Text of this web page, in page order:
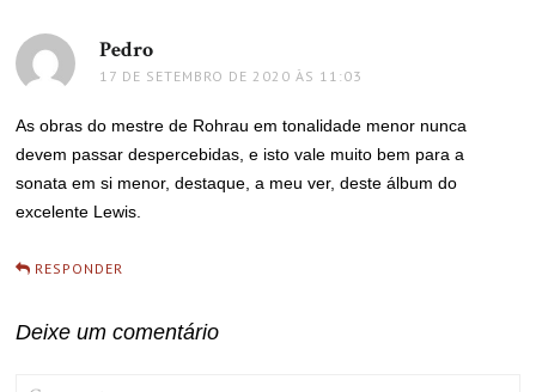
Pedro
17 DE SETEMBRO DE 2020 ÀS 11:03
As obras do mestre de Rohrau em tonalidade menor nunca
devem passar despercebidas, e isto vale muito bem para a
sonata em si menor, destaque, a meu ver, deste álbum do
excelente Lewis.
RESPONDER
Deixe um comentário